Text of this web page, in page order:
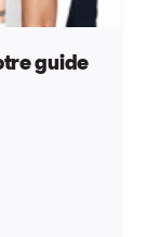
guide